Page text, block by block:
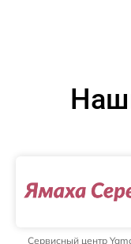
Сервисный центр